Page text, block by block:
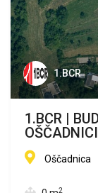
1.BCR
1.BCR |
Oščadnica
2